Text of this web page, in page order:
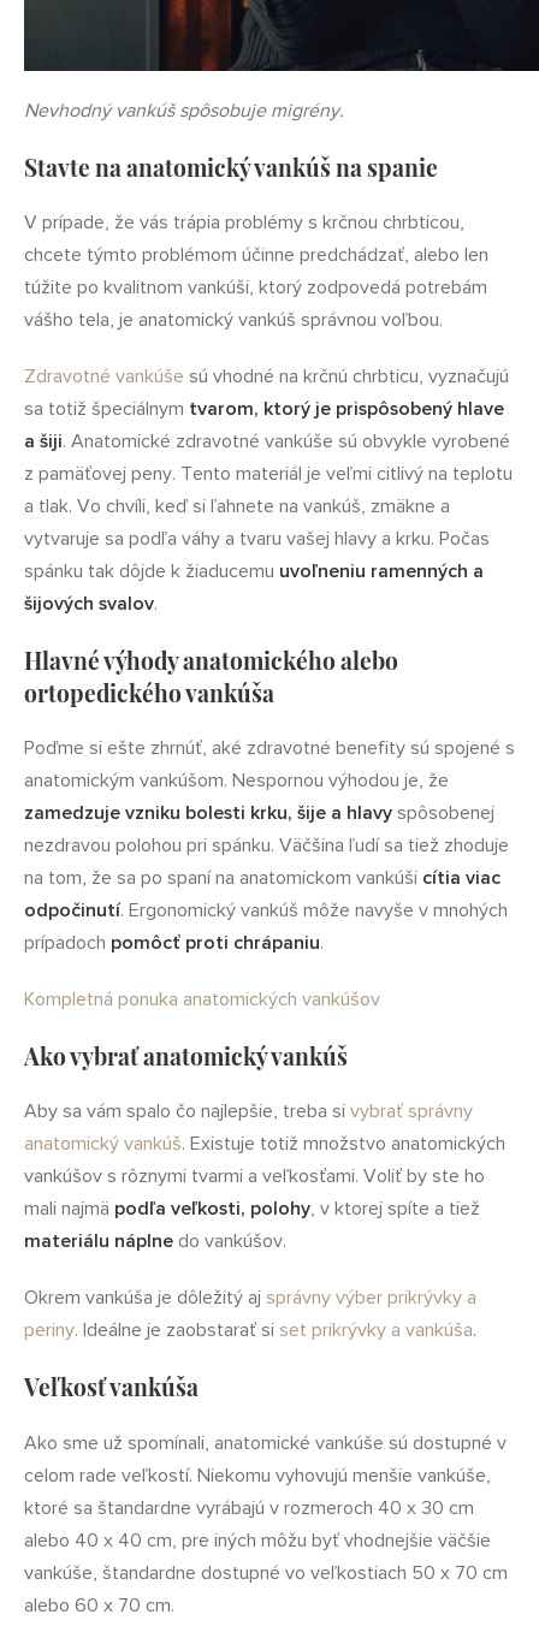
Nevhodný vankúš spôsobuje migrény.
Stavte na anatomický vankúš na spanie
V prípade, že vás trápia problémy s krčnou chrbticou,
chcete týmto problémom účinne predchádzať, alebo len
túžite po kvalitnom vankúši, ktorý zodpovedá potrebám
vášho tela, je anatomický vankúš správnou voľbou.
Zdravotné vankúše sú vhodné na krčnú chrbticu, vyznačujú
sa totiž špeciálnym tvarom, ktorý je prispôsobený hlave
a šiji. Anatomické zdravotné vankúše sú obvykle vyrobené
z pamäťovej peny. Tento materiál je veľmi citlivý na teplotu
a tlak. Vo chvíli, keď si ľahnete na vankúš, zmäkne a
vytvaruje sa podľa váhy a tvaru vašej hlavy a krku. Počas
spánku tak dôjde k žiaducemu uvoľneniu ramenných a
šijových svalov.
Hlavné výhody anatomického alebo
ortopedického vankúša
Poďme si ešte zhrnúť, aké zdravotné benefity sú spojené s
anatomickým vankúšom. Nespornou výhodou je, že
zamedzuje vzniku bolesti krku, šije a hlavy spôsobenej
nezdravou polohou pri spánku. Väčšina ľudí sa tiež zhoduje
na tom, že sa po spaní na anatomickom vankúši cítia viac
odpočinutí. Ergonomický vankúš môže navyše v mnohých
prípadoch pomôcť proti chrápaniu.
Kompletná ponuka anatomických vankúšov
Ako vybrať anatomický vankúš
Aby sa vám spalo čo najlepšie, treba si vybrať správny
anatomický vankúš. Existuje totiž množstvo anatomických
vankúšov s rôznymi tvarmi a veľkosťami. Voliť by ste ho
mali najmä podľa veľkosti, polohy, v ktorej spíte a tiež
materiálu náplne do vankúšov.
Okrem vankúša je dôležitý aj správny výber prikrývky a
periny. Ideálne je zaobstarať si set prikrývky a vankúša.
Veľkosť vankúša
Ako sme už spomínali, anatomické vankúše sú dostupné v
celom rade veľkostí. Niekomu vyhovujú menšie vankúše,
ktoré sa štandardne vyrábajú v rozmeroch 40 x 30 cm
alebo 40 x 40 cm, pre iných môžu byť vhodnejšie väčšie
vankúše, štandardne dostupné vo veľkostiach 50 x 70 cm
alebo 60 x 70 cm.